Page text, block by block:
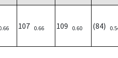
107 0.66 109 0.60 (84)